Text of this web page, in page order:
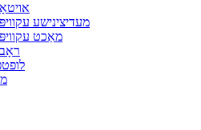
מעדיצינישע
מאַכט